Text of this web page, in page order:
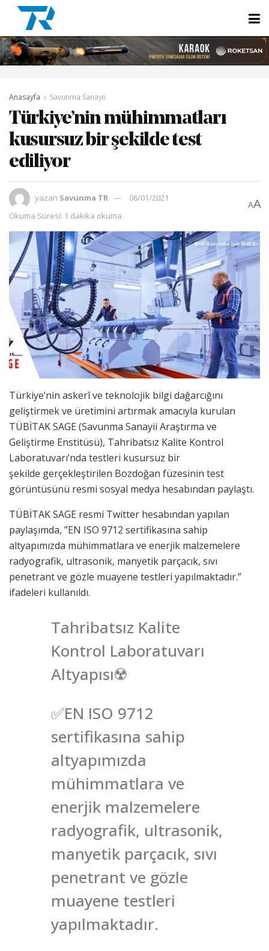
Anasayfa Savunma Sanayii
Türkiye’nin mühimmatları
kusursuz bir şekilde test
ediliyor
yazan Savunma TR
06/01/2021
Okuma Süresi: 1 dakika okuma
AA
Türkiye’nin askerî ve teknolojik bilgi dağarcığını
geliştirmek ve üretimini artırmak amacıyla kurulan
TÜBİTAK SAGE (Savunma Sanayii Araştırma ve
Geliştirme Enstitüsü), Tahribatsız Kalite Kontrol
Laboratuvarı’nda testleri kusursuz bir
şekilde gerçekleştirilen Bozdoğan füzesinin test
görüntüsünü resmi sosyal medya hesabından paylaştı.
TÜBİTAK SAGE resmi Twitter hesabından yapılan
paylaşımda, ”EN ISO 9712 sertifikasına sahip
altyapımızda mühimmatlara ve enerjik malzemelere
radyografik, ultrasonik, manyetik parçacık, sıvı
penetrant ve gözle muayene testleri yapılmaktadır.”
ifadeleri kullanıldı.
Tahribatsız Kalite
Kontrol Laboratuvarı
Altyapısı☢️
✅EN ISO 9712
sertifikasına sahip
altyapımızda
mühimmatlara ve
enerjik malzemelere
radyografik, ultrasonik,
manyetik parçacık, sıvı
penetrant ve gözle
muayene testleri
yapılmaktadır.